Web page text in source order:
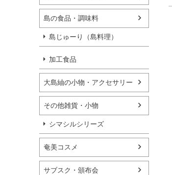
島の食品・調味料
島じゅーり（島料理）
加工食品
大島紬の小物・アクセサリー
その他雑貨・小物
シマシルシリーズ
奄美コスメ
サブスク・頒布会